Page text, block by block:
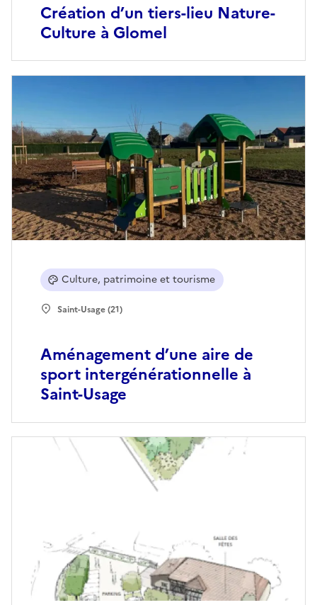
Création d’un tiers-lieu Nature-
Culture à Glomel
Aménagement d’une aire de
sport intergénérationnelle à
Saint-Usage
Culture, patrimoine et tourisme
Saint-Usage (21)